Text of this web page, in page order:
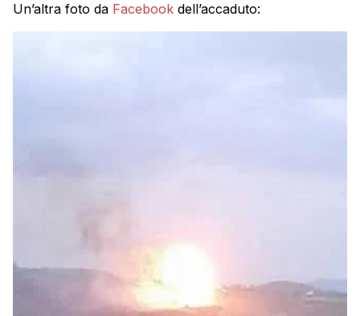
Un’altra foto da Facebook dell’accaduto: